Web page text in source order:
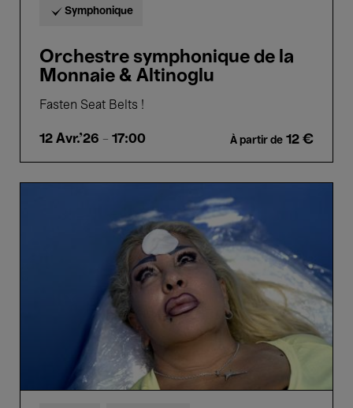
Symphonique
Orchestre symphonique de la
Monnaie & Altinoglu
Fasten Seat Belts !
12 Avr.'26 - 17:00 À partir de 12 €